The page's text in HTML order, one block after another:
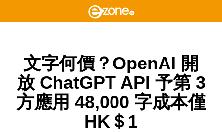
文字何價？OpenAI 開
放 ChatGPT API 予第 3
方應用 48,000 字成本僅
HK＄1